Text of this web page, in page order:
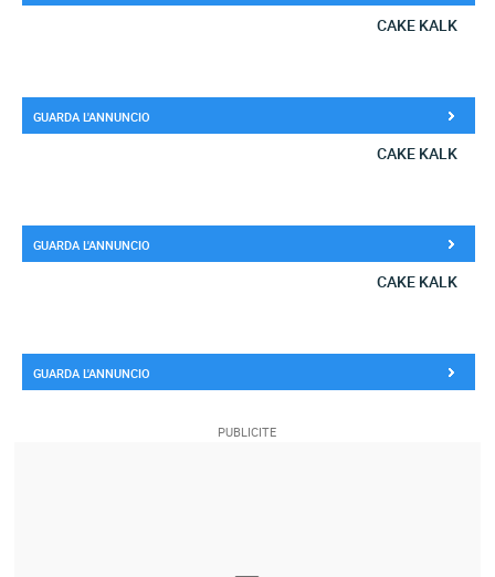
CAKE KALK
GUARDA L'ANNUNCIO
CAKE KALK
GUARDA L'ANNUNCIO
CAKE KALK
GUARDA L'ANNUNCIO